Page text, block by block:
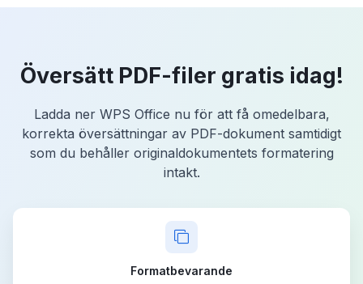
Översätt PDF-filer gratis idag!
Ladda ner WPS Office nu för att få omedelbara,
korrekta översättningar av PDF-dokument samtidigt
som du behåller originaldokumentets formatering
intakt.
Formatbevarande